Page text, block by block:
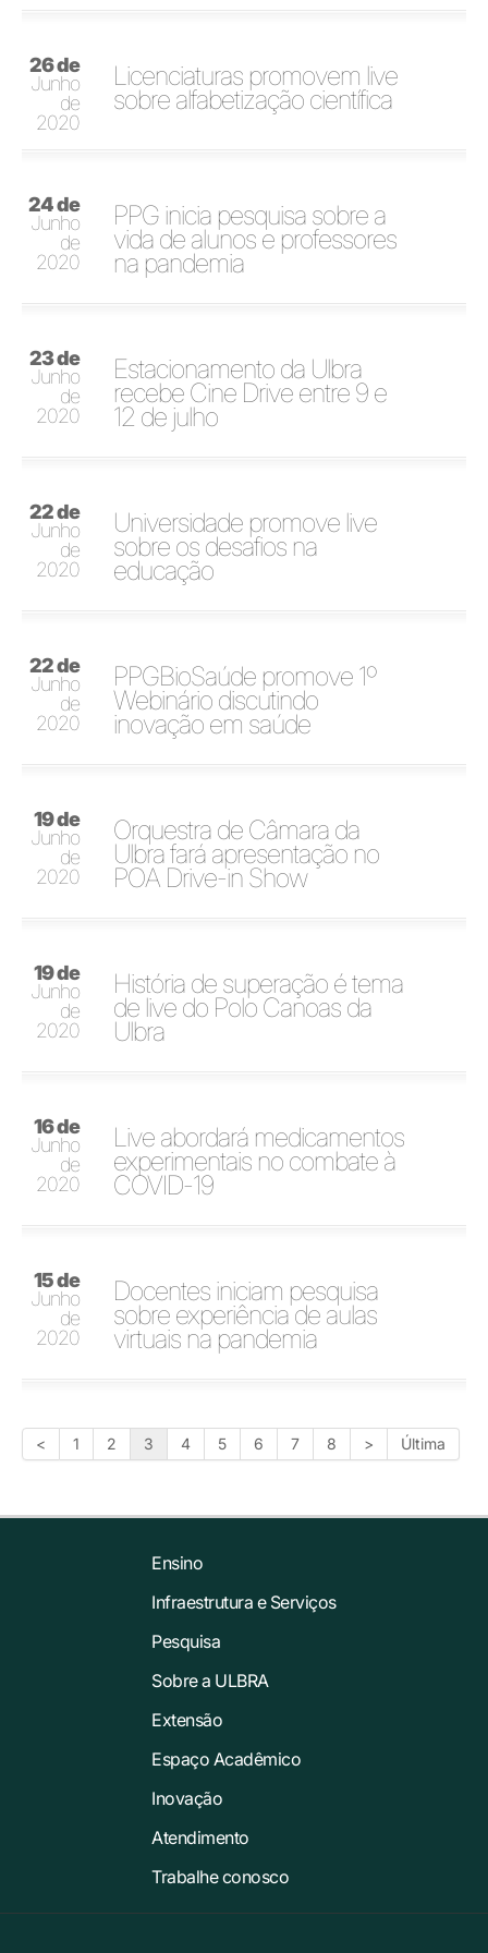
26 de
Junho
de
2020
Licenciaturas promovem live
sobre alfabetização científica
24 de
Junho
de
2020
PPG inicia pesquisa sobre a
vida de alunos e professores
na pandemia
23 de
Junho
de
2020
Estacionamento da Ulbra
recebe Cine Drive entre 9 e
12 de julho
22 de
Junho
de
2020
Universidade promove live
sobre os desafios na
educação
22 de
Junho
de
2020
PPGBioSaúde promove 1º
Webinário discutindo
inovação em saúde
19 de
Junho
de
2020
Orquestra de Câmara da
Ulbra fará apresentação no
POA Drive-in Show
19 de
Junho
de
2020
História de superação é tema
de live do Polo Canoas da
Ulbra
16 de
Junho
de
2020
Live abordará medicamentos
experimentais no combate à
COVID-19
15 de
Junho
de
2020
Docentes iniciam pesquisa
sobre experiência de aulas
virtuais na pandemia
< 1 2 3 4 5 6 7 8 > Última
Ensino
Infraestrutura e Serviços
Pesquisa
Sobre a ULBRA
Extensão
Espaço Acadêmico
Inovação
Atendimento
Trabalhe conosco